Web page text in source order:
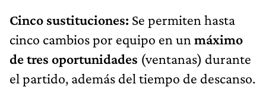
Cinco sustituciones: Se permiten hasta
cinco cambios por equipo en unmáximo
de tres oportunidades (ventanas) durante
el partido, además del tiempo de descanso.